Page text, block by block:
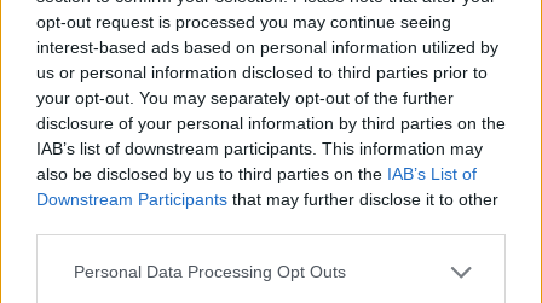
opt-out request is processed you may continue seeing
interest-based ads based on personal information utilized by
us or personal information disclosed to third parties prior to
your opt-out. You may separately opt-out of the further
disclosure of your personal information by third parties on the
IAB’s list of downstream participants. This information may
also be disclosed by us to third parties on the IAB’s List of
Downstream Participants that may further disclose it to other
Please note that this website/app uses one or more Google
Personal Data Processing Opt Outs
jogos kérdés. Vagy nincsenek ilyenek, vagy
nem akar ilyeneket használni. Ám ha az ő
fejével próbálunk gondolkodni: ha van vala-
mi a kezében, amit fel tud és fel is akar
használni, azt akkor kell megtennie, amikor
már nincs lehetőség az újraépítkezésre. Volt
hogy a másiknak mi a gyengéje, mi az